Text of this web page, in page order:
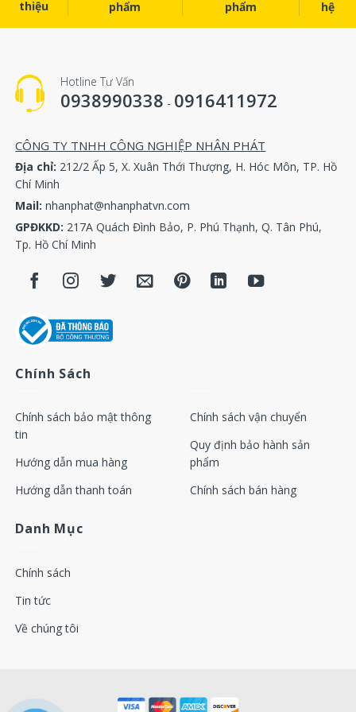
Unloading valve kit
2901029900
Oil check valve kit
Regulating valve kit
2906009100
Thermostat valve kit
Unloading valve kit
2906056300
GA22+
Unloading valve kit
valve）
GA37+
Unloading valve kit
2901162200
valve）
Check valve kit
Oil stop valve kit
2901108401
thiệu
phẩm
phẩm
hệ
Hotline Tư Vấn
0938990338 - 0916411972
CÔNG TY TNHH CÔNG NGHIỆP NHÂN PHÁT
Địa chỉ: 212/2 Ấp 5, X. Xuân Thới Thượng, H. Hóc Môn, TP. Hồ
Chí Minh
Mail:nhanphat@nhanphatvn.com
GPĐKKD: 217A Quách Đình Bảo, P. Phú Thạnh, Q. Tân Phú,
Tp. Hồ Chí Minh
Chính Sách
Chính sách bảo mật thông
tin
Hướng dẫn mua hàng
Hướng dẫn thanh toán
Chính sách vận chuyển
Quy định bảo hành sản
phẩm
Chính sách bán hàng
Danh Mục
Chính sách
Tin tức
Về chúng tôi